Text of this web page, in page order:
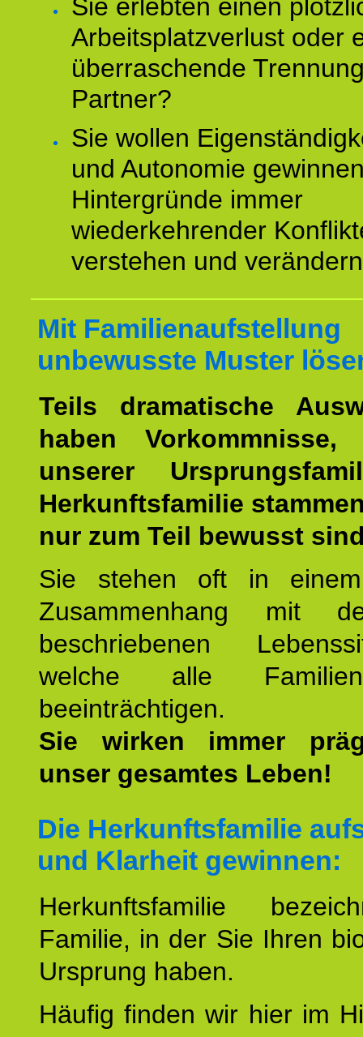
Sie erlebten einen
Arbeitsplatzverlust oder
überraschende
Partner?
Sie wollen
und Autonomie
Hintergründe immer
wiederkehrender
verstehen und
Mit Familienaufstellung
unbewusste Muster
Teils dramatische
haben
unserer
Herkunftsfamilie
nur zum Teil bewusst
Sie stehen oft in
Zusammenhang mit
beschriebenen
welche alle
beeinträchtigen.
Sie wirken immer
unser gesamtes Leben!
Die Herkunftsfamilie
und Klarheit gewinnen:
Herkunftsfamilie
Familie, in der Sie Ihren
Ursprung haben.
Häufig finden wir hier im